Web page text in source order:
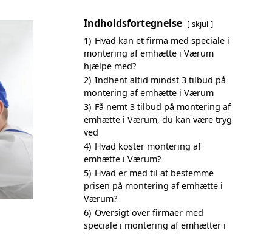
Indholdsfortegnelse skjul
1) Hvad kan et firma med speciale i
montering af emhætte i Værum
hjælpe med?
2) Indhent altid mindst 3 tilbud på
montering af emhætte i Værum
3) Få nemt 3 tilbud på montering af
emhætte i Værum, du kan være tryg
ved
4) Hvad koster montering af
emhætte i Værum?
5) Hvad er med til at bestemme
prisen på montering af emhætte i
Værum?
6) Oversigt over firmaer med
speciale i montering af emhætter i